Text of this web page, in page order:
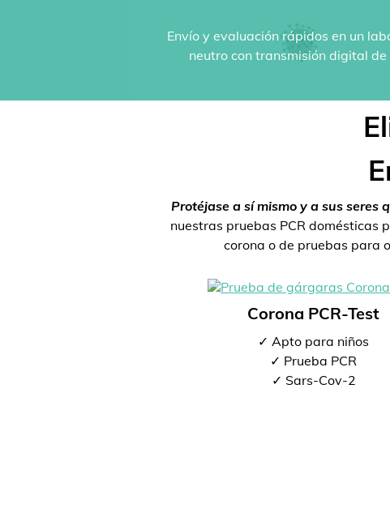
Envío y evaluación rápidos en un
neutro con transmisión digital
Protéjase a sí mismo y a sus seres
nuestras pruebas PCR domésticas
corona o de pruebas para
Corona PCR-Test
✓ Apto para niños
✓ Prueba PCR
✓ Sars-Cov-2